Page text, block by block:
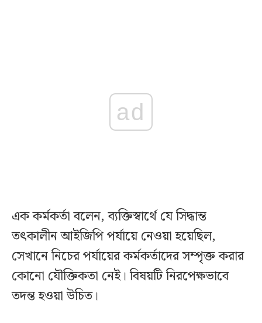
ad
এক কর্মকর্তা বলেন, ব্যক্তিস্বার্থে যে সিদ্ধান্ত
তৎকালীন আইজিপি পর্যায়ে নেওয়া হয়েছিল,
সেখানে নিচের পর্যায়ের কর্মকর্তাদের সম্পৃক্ত করার
কোনো যৌক্তিকতা নেই। বিষয়টি নিরপেক্ষভাবে
তদন্ত হওয়া উচিত।